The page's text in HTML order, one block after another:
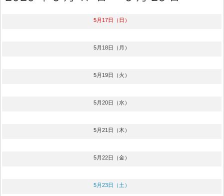
5月17日（日）
5月18日（月）
5月19日（火）
5月20日（水）
5月21日（木）
5月22日（金）
5月23日（土）